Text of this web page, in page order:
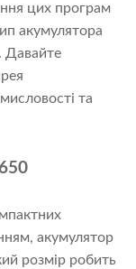
цих програм
акумулятора
Давайте
та
акумулятор
розмір робить